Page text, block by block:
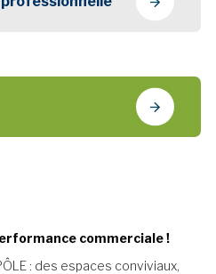
commerciale !
: des espaces conviviaux,